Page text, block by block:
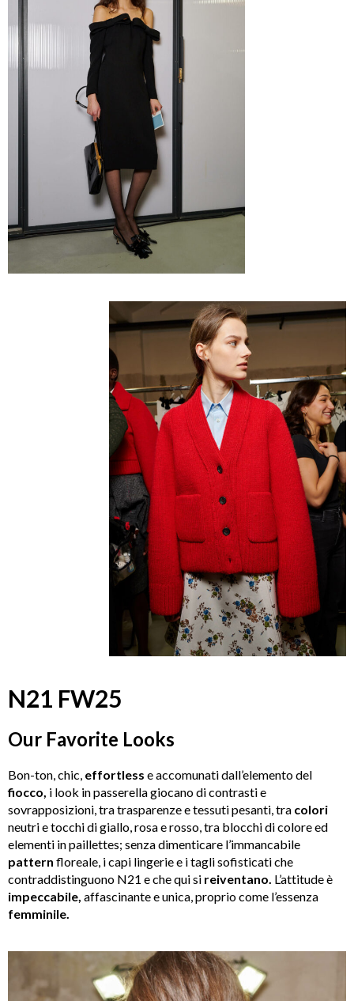
N21 FW25
Our Favorite Looks
Bon-ton, chic, effortless e accomunati dall’elemento del
fiocco, i look in passerella giocano di contrasti e
sovrapposizioni, tra trasparenze e tessuti pesanti, tra colori
neutri e tocchi di giallo, rosa e rosso, tra blocchi di colore ed
elementi in paillettes; senza dimenticare l’immancabile
pattern floreale, i capi lingerie e i tagli sofisticati che
contraddistinguono N21 e che qui si reiventano. L’attitude è
impeccabile, affascinante e unica, proprio come l’essenza
femminile.